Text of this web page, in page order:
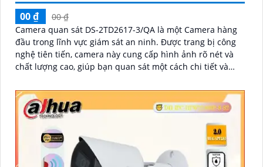
00 ₫
00 ₫
Camera quan sát DS-2TD2617-3/QA là một Camera hàng
đầu trong lĩnh vực giám sát an ninh. Được trang bị công
nghệ tiên tiến, camera này cung cấp hình ảnh rõ nét và
chất lượng cao, giúp bạn quan sát một cách chi tiết và